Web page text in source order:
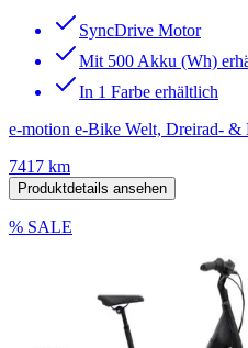
SyncDrive Motor
Mit 500 Akku (Wh)
In 1 Farbe erhältlich
e-motion e-Bike Welt, Dreirad- &
7417 km
Produktdetails ansehen
% SALE